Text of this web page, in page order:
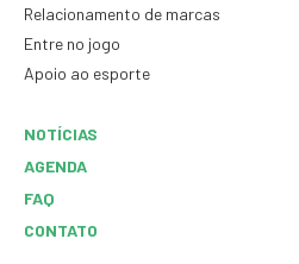
Relacionamento de marcas
Entre no jogo
Apoio ao esporte
NOTÍCIAS
AGENDA
FAQ
CONTATO